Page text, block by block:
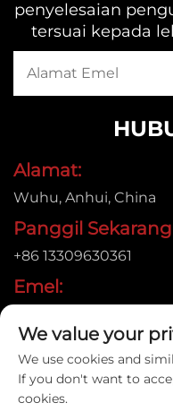
penyelesaian
tersuai kepada
Alamat:
Wuhu, Anhui, China
Panggil
+86 13309630361
Emel:
Hak Cipta © 2026
Co.,LTD. Semua
We value your
We use cookies and
If you don't want to
cookies.